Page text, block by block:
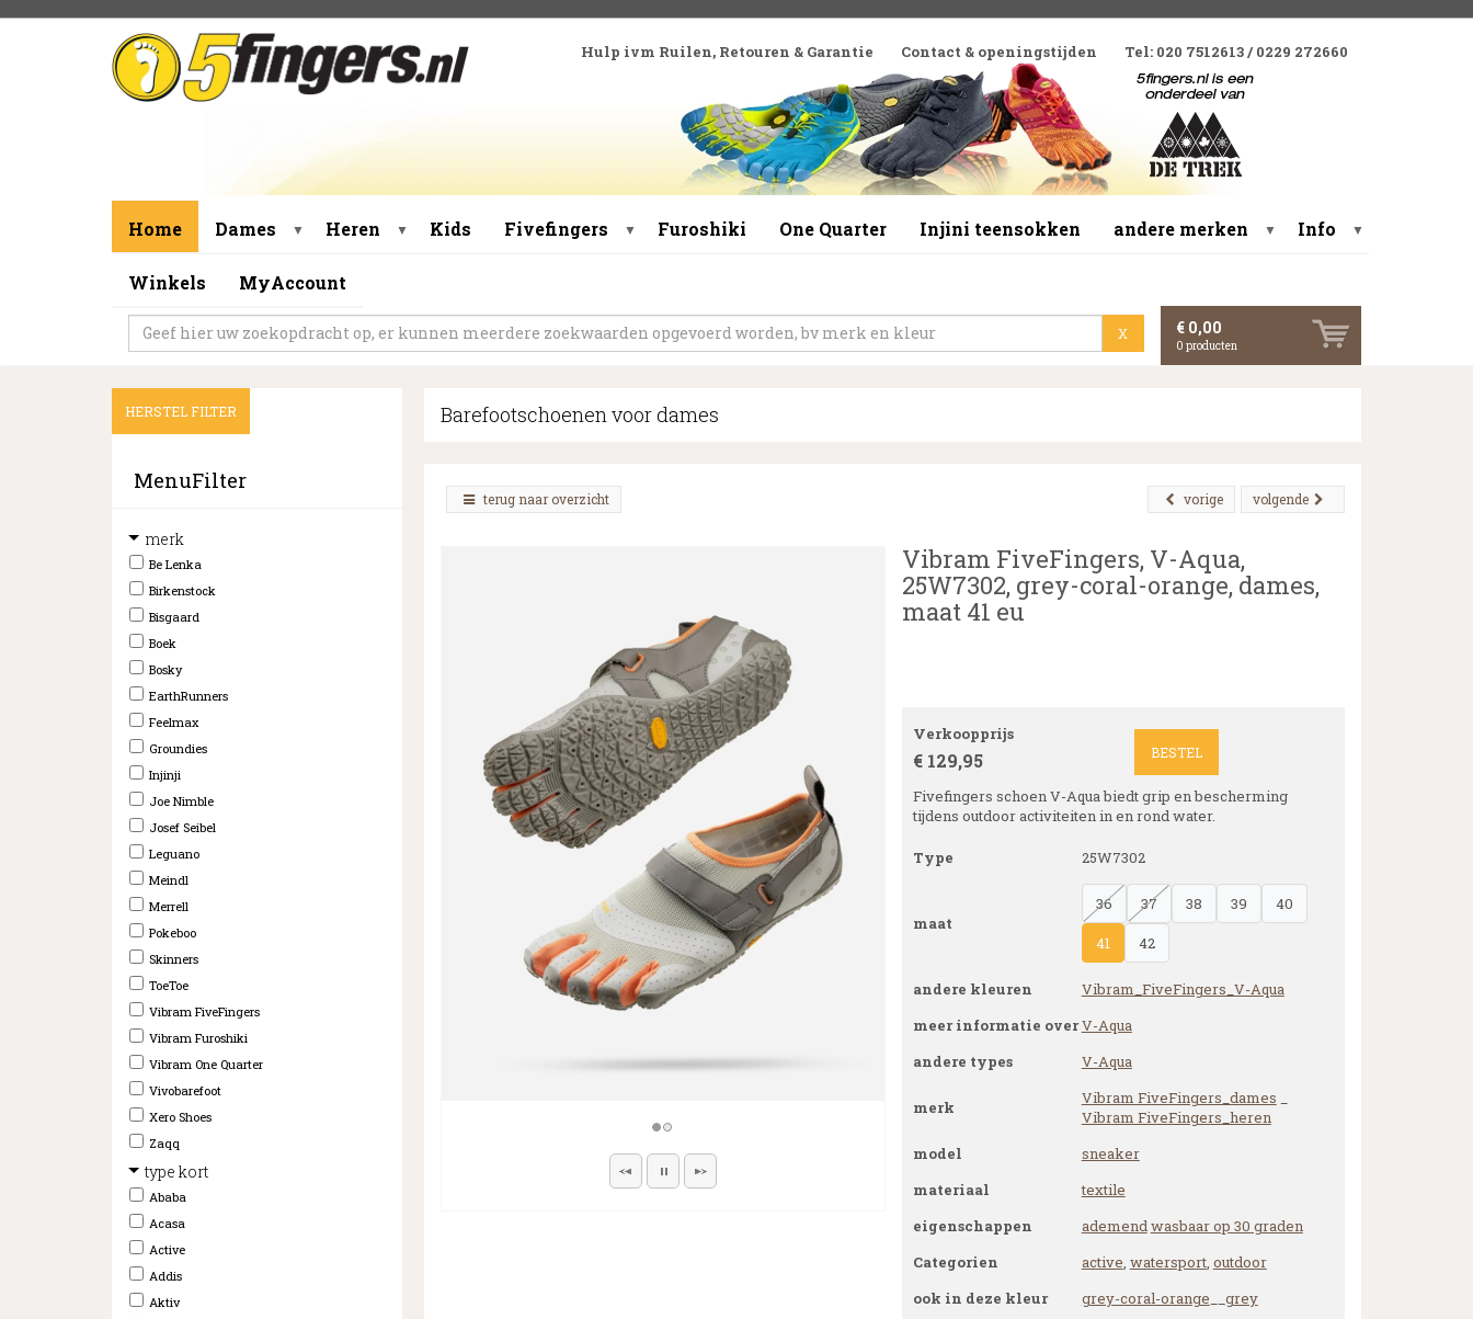
Hulp ivm Ruilen, Retouren & Garantie Contact & openingstijden Tel: 020 7512613 / 0229 272660
Home Dames ▼ Heren ▼ Kids Fivefingers ▼ Furoshiki One Quarter Injini teensokken andere merken ▼ Info ▼
Winkels MyAccount
X € 0,00
0 producten
HERSTEL FILTER
MenuFilter
merk
Be Lenka
Birkenstock
Bisgaard
Boek
Bosky
EarthRunners
Feelmax
Groundies
Injinji
Joe Nimble
Josef Seibel
Leguano
Meindl
Merrell
Pokeboo
Skinners
ToeToe
Vibram FiveFingers
Vibram Furoshiki
Vibram One Quarter
Vivobarefoot
Xero Shoes
Zaqq
type kort
Ababa
Acasa
Active
Addis
Aktiv
Barefootschoenen voor dames
terug naar overzicht volgende
vorige
Vibram FiveFingers, V-Aqua,
25W7302, grey-coral-orange, dames,
maat 41 eu
Verkoopprijs
€ 129,95 BESTEL
Fivefingers schoen V-Aqua biedt grip en bescherming
tijdens outdoor activiteiten in en rond water.
Type 25W7302
maat
36 37 38 39
40
41
42
andere kleuren
Vibram_FiveFingers_V-Aqua
meer informatie overV-Aqua
andere types
V-Aqua
merk Vibram FiveFingers_dames
Vibram FiveFingers_heren
model
sneaker
materiaal
textile
eigenschappen
ademendwasbaar op 30 graden
Categorien
active, watersport, outdoor
ook in deze kleur
grey-coral-orange grey